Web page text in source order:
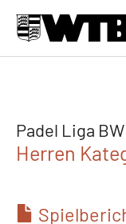
Padel Liga
Herren